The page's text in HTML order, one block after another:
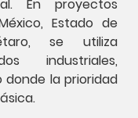
En proyectos
Estado de
se utiliza
industriales,
donde la prioridad